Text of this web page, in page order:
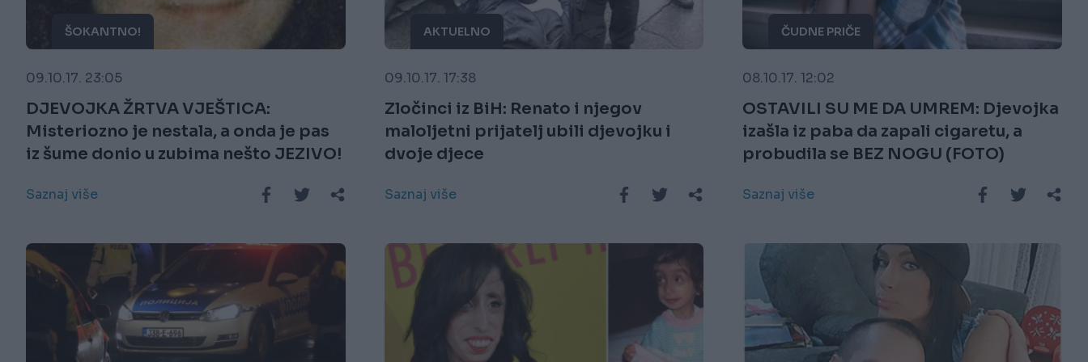
ŠOKANTNO!
09.10.17. 23:05
DJEVOJKA ŽRTVA VJEŠTICA:
Misteriozno je nestala, a onda je pas
iz šume donio u zubima nešto JEZIVO!
Saznaj više
AKTUELNO
09.10.17. 17:38
Zločinci iz BiH: Renato i njegov
maloljetni prijatelj ubili djevojku i
dvoje djece
Saznaj više
ČUDNE PRIČE
08.10.17. 12:02
OSTAVILI SU ME DA UMREM: Djevojka
izašla iz paba da zapali cigaretu, a
probudila se BEZ NOGU (FOTO)
Saznaj više